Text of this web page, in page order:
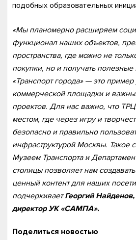
подобных образовательных
«Мы планомерно расширяем
функционал наших объектов,
пространства, где можно не
покупки, но и получать
«Транспорт города» — это
коммерческой площадки и
проектов. Для нас важно, что ТРЦ
местом, где через игру и
безопасно и правильно
инфраструктурой Москвы. Такое
Музеем Транспорта и
столицы позволяет нам
ценный контент для наших
подчеркиваетГеоргий
директор УК «САМПА».
Поделиться новостью